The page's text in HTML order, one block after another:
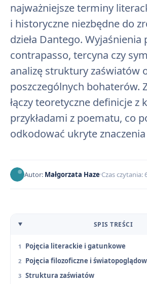
najważniejsze terminy
i historyczne niezbędne do
dzieła Dantego.
contrapasso, tercyna czy
analizę struktury zaświatów
poszczególnych bohaterów.
łączy teoretyczne definicje z
przykładami z poematu, co
odkodować ukryte
Autor: Małgorzata Haze Czas czytania:
SPIS TREŚCI
Pojęcia literackie i gatunkowe
Pojęcia filozoficzne i
Struktura zaświatów